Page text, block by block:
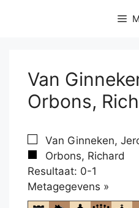
Van
Orbons,
Van Ginneken,
Orbons, Richard
Resultaat: 0-1
Metagegevens »
om